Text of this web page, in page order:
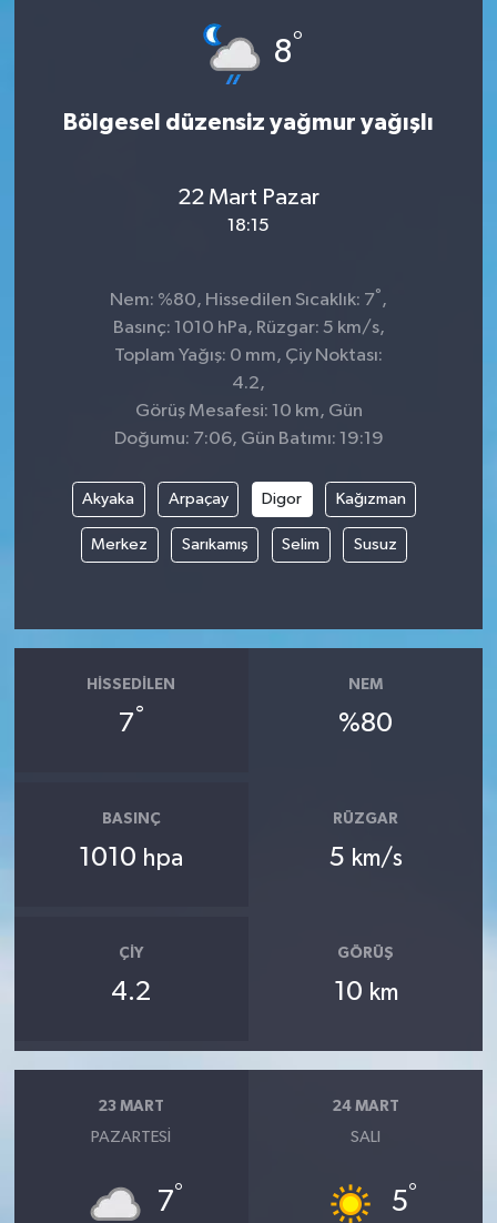
8°
Bölgesel düzensiz yağmur yağışlı
22 Mart Pazar
18:15
Nem: %80, Hissedilen Sıcaklık: 7° ,
Basınç: 1010 hPa, Rüzgar: 5 km/s,
Toplam Yağış: 0 mm, Çiy Noktası:
4.2,
Görüş Mesafesi: 10 km, Gün
Doğumu: 7:06, Gün Batımı: 19:19
Akyaka Arpaçay Digor Kağızman
Merkez Sarıkamış Selim Susuz
HISSEDILEN
7°
NEM
%80
BASINÇ
1010 hpa
RÜZGAR
5 km/s
ÇIY
4.2
GÖRÜŞ
10 km
23 MART
PAZARTESI
7°
24 MART
SALI
5°